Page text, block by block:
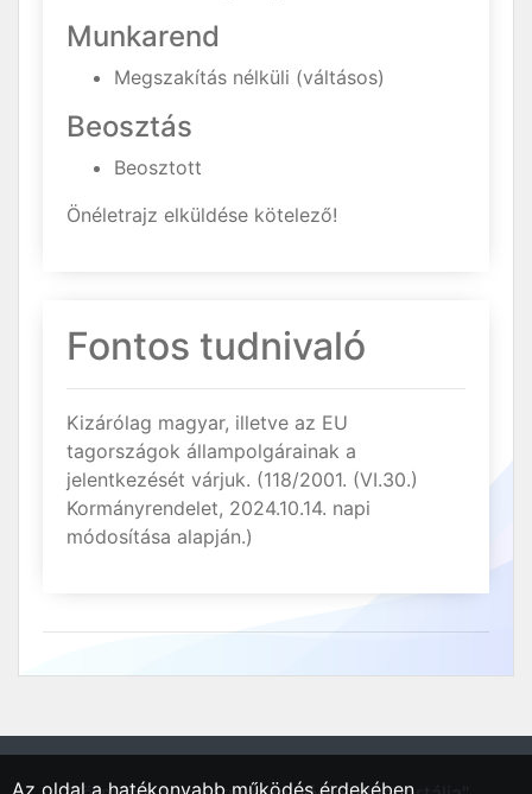
Munkarend
Megszakítás nélküli (váltásos)
Beosztás
Beosztott
Önéletrajz elküldése kötelező!
Fontos tudnivaló
Kizárólag magyar, illetve az EU
tagországok állampolgárainak a
jelentkezését várjuk. (118/2001. (VI.30.)
Kormányrendelet, 2024.10.14. napi
módosítása alapján.)
Az oldal a hatékonyabb működés érdekében